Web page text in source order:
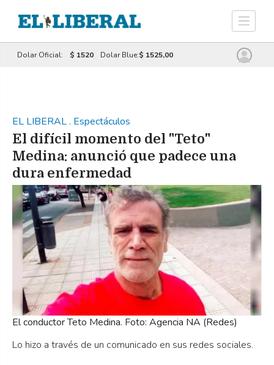
Dolar Oficial: $ 1520 Dolar Blue:$ 1525,00
EL LIBERAL. Espectáculos
El difícil momento del "Teto"
Medina: anunció que padece una
dura enfermedad
Lo hizo a través de un comunicado en sus redes sociales.
El conductor Teto Medina. Foto: Agencia NA (Redes)